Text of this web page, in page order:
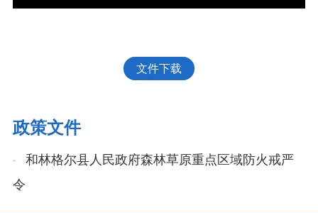
文件下载
政策文件
和林格尔县人民政府森林草原重点区域防火戒严
令